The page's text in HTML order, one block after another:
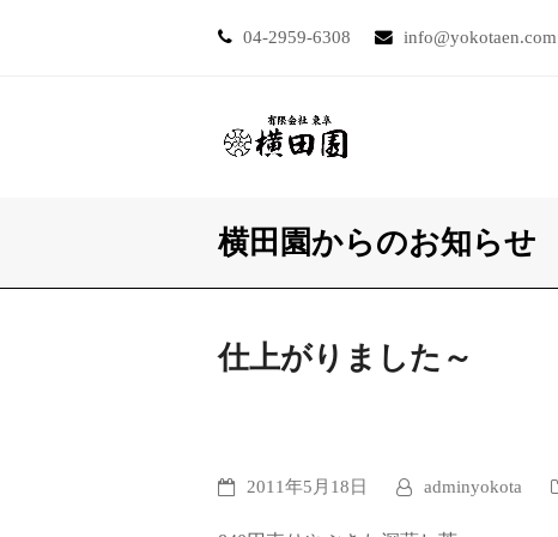
04-2959-6308 info@yokotaen.com
横田園からのお知らせ
仕上がりました～
2011年5月18日 adminyokota